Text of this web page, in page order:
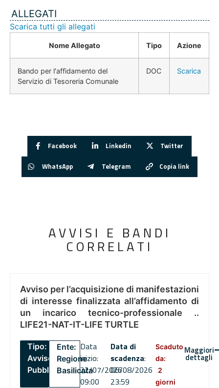
ALLEGATI
Scarica tutti gli allegati
Nome Allegato Tipo Azione
Bando per l'affidamento del
Servizio di Tesoreria Comunale
DOC Scarica
Facebook Linkedin Twitter
WhatsApp Telegram Copia link
AVVISI E BANDI
CORRELATI
Avviso per l’acquisizione di manifestazioni
di interesse finalizzata all’affidamento di
un incarico tecnico-professionale ..
LIFE21-NAT-IT-LIFE TURTLE
Tipo:
Avviso
Pubblico
Ente:
Regione
Basilicata
Data
inizio:
22/07/2026
09:00
Data di
scadenza:
06/08/2026
23:59
Scaduto
da:
2
giorni
Maggiori
dettagli